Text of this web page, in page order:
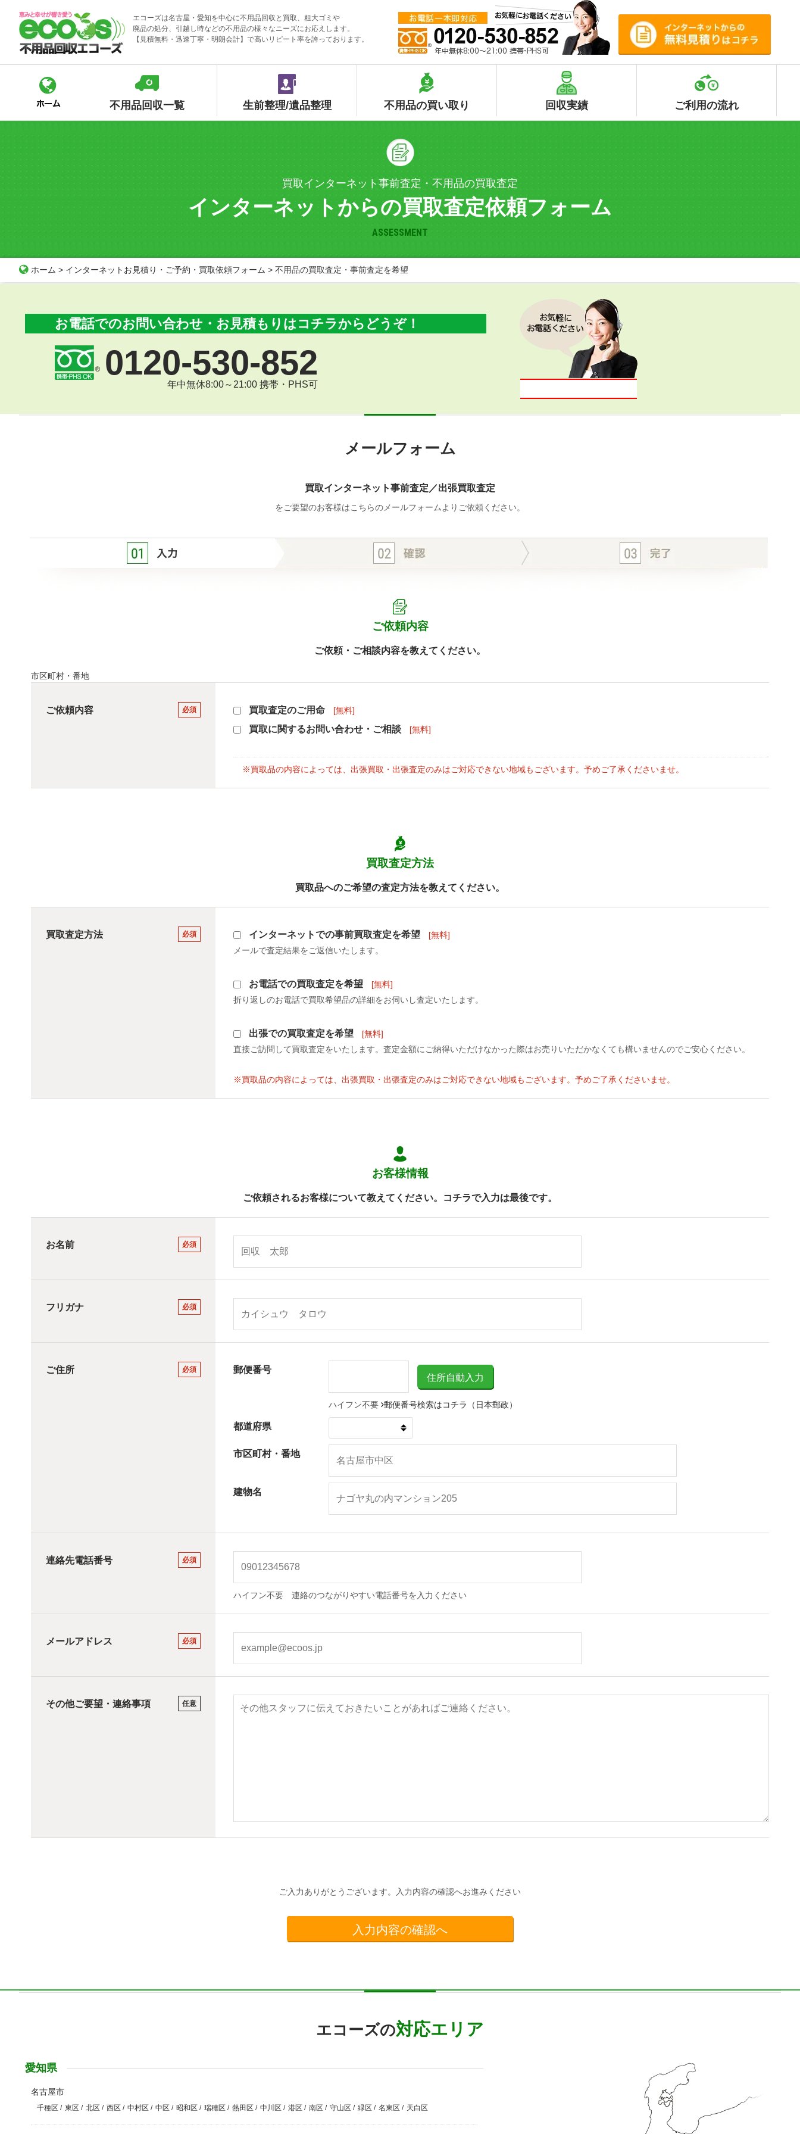
content
エコーズは名古屋・愛知を中心に不用品回収と買取、粗大ゴミや
廃品の処分、引越し時などの不用品の様々なニーズにお応えします。
【見積無料・迅速丁寧・明朗会計】で高いリピート率を誇っております。
不用品回収一覧 生前整理/遺品整理 不用品の買い取り 回収実績 ご利用の流れ
買取インターネット事前査定・不用品の買取査定
インターネットからの買取査定依頼フォーム
ASSESSMENT
ホーム > インターネットお見積り・ご予約・買取依頼フォーム > 不用品の買取査定・事前査定を希望
お電話でのお問い合わせ・お見積もりはコチラからどうぞ！
0120-530-852
年中無休8:00～21:00 携帯・PHS可
メールフォーム
買取インターネット事前査定／出張買取査定
をご要望のお客様はこちらのメールフォームよりご依頼ください。
ご依頼内容
ご依頼・ご相談内容を教えてください。
市区町村・番地
ご依頼内容 必須 買取査定のご用命 [無料]
買取に関するお問い合わせ・ご相談 [無料]
※買取品の内容によっては、出張買取・出張査定のみはご対応できない地域もございます。予めご了承くださいませ。
買取査定方法
買取品へのご希望の査定方法を教えてください。
買取査定方法 必須 インターネットでの事前買取査定を希望
[無料]
メールで査定結果をご返信いたします。
お電話での買取査定を希望
[無料]
折り返しのお電話で買取希望品の詳細をお伺いし査定いたします。
出張での買取査定を希望
[無料]
直接ご訪問して買取査定をいたします。査定金額にご納得いただけなかった際はお売りいただかなくても構いませんのでご安心ください。
※買取品の内容によっては、出張買取・出張査定のみはご対応できない地域もございます。予めご了承くださいませ。
お客様情報
ご依頼されるお客様について教えてください。コチラで入力は最後です。
お名前 必須
フリガナ 必須
ご住所 必須 郵便番号
ハイフン不要 郵便番号検索はコチラ（日本郵政）
都道府県
市区町村・番地
建物名
連絡先電話番号 必須
ハイフン不要 連絡のつながりやすい電話番号を入力ください
メールアドレス 必須
その他ご要望・連絡事項 任意
ご入力ありがとうございます。 入力内容の確認へお進みください
エコーズの対応エリア
愛知県
名古屋市
千種区 / 東区 / 北区 / 西区 / 中村区 / 中区 / 昭和区 / 瑞穂区 / 熱田区 / 中川区 / 港区 / 南区 / 守山区 / 緑区 / 名東区 / 天白区